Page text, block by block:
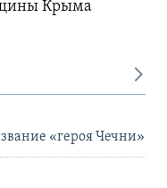
Крыма
«героя Чечни»